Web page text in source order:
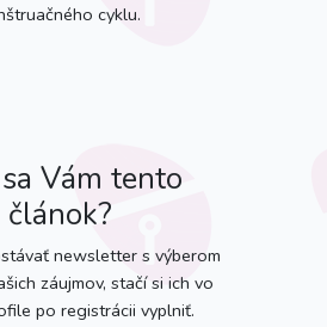
cyklu.
Vám tento
článok?
newsletter s výberom
záujmov, stačí si ich vo
po registrácii vyplniť.